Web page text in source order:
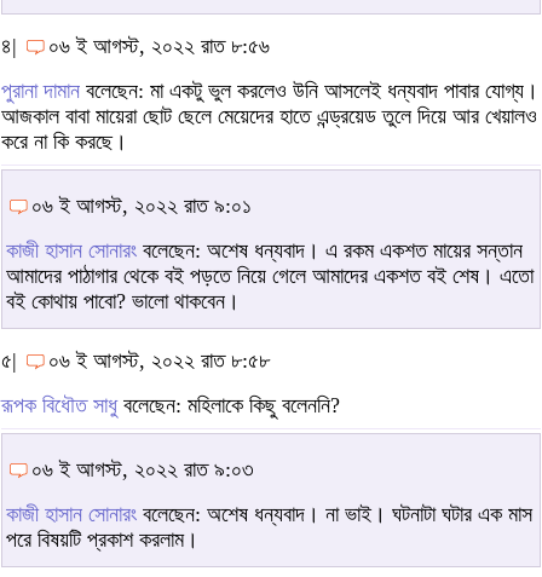
৪|
০৬ ই আগস্ট, ২০২২ রাত ৮:৫৬
পুরানা দামান বলেছেন: মা একটু ভুল করলেও উনি আসলেই ধন্যবাদ পাবার যোগ্য।
আজকাল বাবা মায়েরা ছোট ছেলে মেয়েদের হাতে এন্ড্রয়েড তুলে দিয়ে আর খেয়ালও
করে না কি করছে।
০৬ ই আগস্ট, ২০২২ রাত ৯:০১
কাজী হাসান সোনারং বলেছেন: অশেষ ধন্যবাদ। এ রকম একশত মায়ের সন্তান
আমাদের পাঠাগার থেকে বই পড়তে নিয়ে গেলে আমাদের একশত বই শেষ। এতো
বই কোথায় পাবো? ভালো থাকবেন।
৫|
০৬ ই আগস্ট, ২০২২ রাত ৮:৫৮
রূপক বিধৌত সাধুবলেছেন: মহিলাকে কিছু বলেননি?
০৬ ই আগস্ট, ২০২২ রাত ৯:০৩
কাজী হাসান সোনারং বলেছেন: অশেষ ধন্যবাদ। না ভাই। ঘটনাটা ঘটার এক মাস
পরে বিষয়টি প্রকাশ করলাম।